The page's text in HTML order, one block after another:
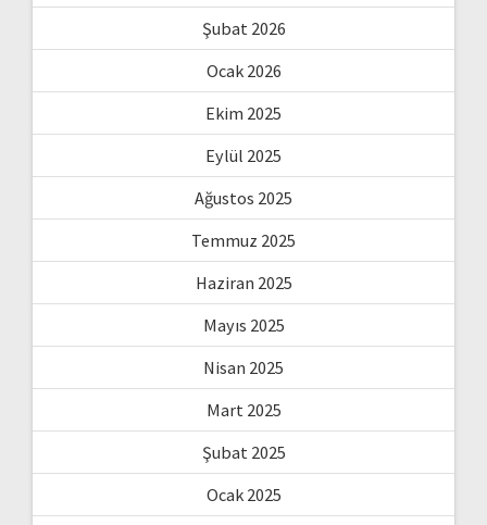
Şubat 2026
Ocak 2026
Ekim 2025
Eylül 2025
Ağustos 2025
Temmuz 2025
Haziran 2025
Mayıs 2025
Nisan 2025
Mart 2025
Şubat 2025
Ocak 2025